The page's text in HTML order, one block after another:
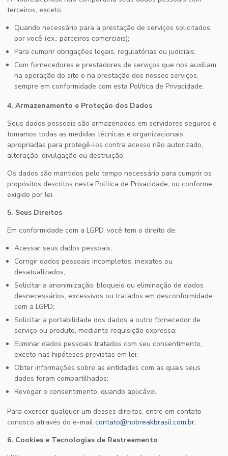
terceiros, exceto:
Quando necessário para a prestação de serviços solicitados
por você (ex.: parceiros comerciais);
Para cumprir obrigações legais, regulatórias ou judiciais;
Com fornecedores e prestadores de serviços que nos auxiliam
na operação do site e na prestação dos nossos serviços,
sempre em conformidade com esta Política de Privacidade.
4. Armazenamento e Proteção dos Dados
Seus dados pessoais são armazenados em servidores seguros e
tomamos todas as medidas técnicas e organizacionais
apropriadas para protegê-los contra acesso não autorizado,
alteração, divulgação ou destruição.
Os dados são mantidos pelo tempo necessário para cumprir os
propósitos descritos nesta Política de Privacidade, ou conforme
exigido por lei.
5. Seus Direitos
Em conformidade com a LGPD, você tem o direito de:
Acessar seus dados pessoais;
Corrigir dados pessoais incompletos, inexatos ou
desatualizados;
Solicitar a anonimização, bloqueio ou eliminação de dados
desnecessários, excessivos ou tratados em desconformidade
com a LGPD;
Solicitar a portabilidade dos dados a outro fornecedor de
serviço ou produto, mediante requisição expressa;
Eliminar dados pessoais tratados com seu consentimento,
exceto nas hipóteses previstas em lei;
Obter informações sobre as entidades com as quais seus
dados foram compartilhados;
Revogar o consentimento, quando aplicável.
Para exercer qualquer um desses direitos, entre em contato
conosco através do e-mail contato@nobreakbrasil.com.br.
6. Cookies e Tecnologias de Rastreamento